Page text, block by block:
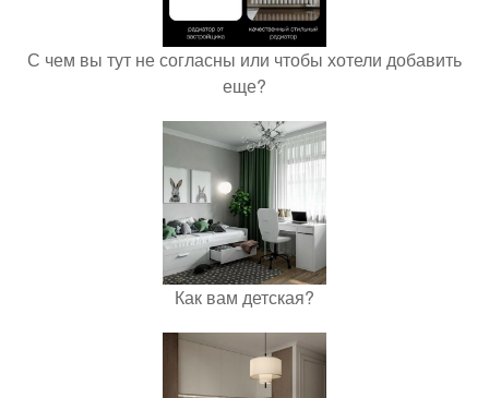
С чем вы тут не согласны или чтобы хотели добавить
еще?
Как вам детская?